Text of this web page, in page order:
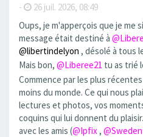
- 26 juil. 2026, 08:49
Oups, je m'apperçois que je me
message était destiné à
@libertindelyon , désolé à tous
Mais bon, @Liberee21 tu as trié
Commence par les plus
moins du monde. Ce qui nous
lectures et photos, vos
coquins qui lui donnent du
avec les amis (@Ipfix,